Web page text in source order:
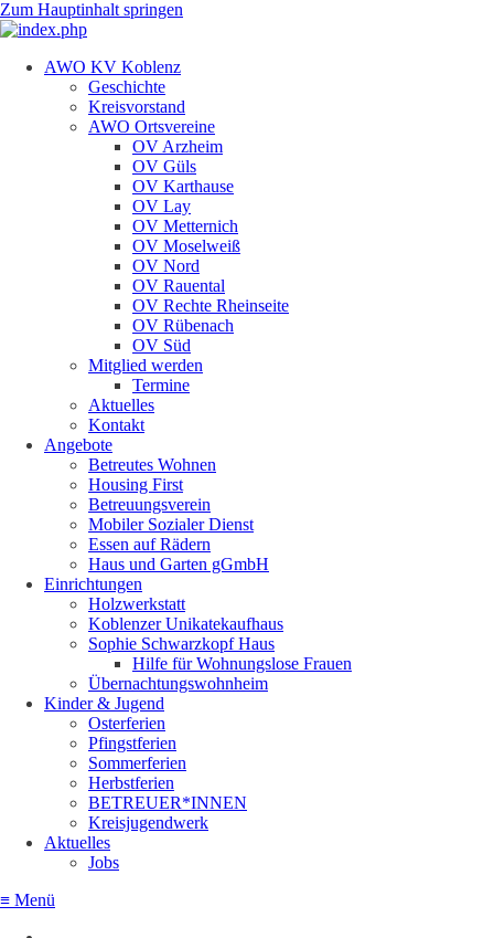
Zum Hauptinhalt springen
AWO KV Koblenz
Geschichte
Kreisvorstand
AWO Ortsvereine
OV Arzheim
OV Güls
OV Karthause
OV Lay
OV Metternich
OV Moselweiß
OV Nord
OV Rauental
OV Rechte Rheinseite
OV Rübenach
OV Süd
Mitglied werden
Termine
Aktuelles
Kontakt
Angebote
Betreutes Wohnen
Housing First
Betreuungsverein
Mobiler Sozialer Dienst
Essen auf Rädern
Haus und Garten gGmbH
Einrichtungen
Holzwerkstatt
Koblenzer Unikatekaufhaus
Sophie Schwarzkopf Haus
Hilfe für Wohnungslose Frauen
Übernachtungswohnheim
Kinder & Jugend
Osterferien
Pfingstferien
Sommerferien
Herbstferien
BETREUER*INNEN
Kreisjugendwerk
Aktuelles
Jobs
≡ Menü